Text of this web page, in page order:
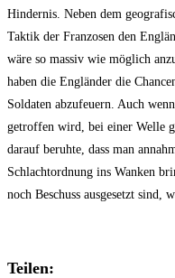
Hindernis. Neben dem
Taktik der Franzosen den
wäre so massiv wie möglich
haben die Engländer die
Soldaten abzufeuern. Auch
getroffen wird, bei einer Welle
darauf beruhte, dass man
Schlachtordnung ins Wanken
noch Beschuss ausgesetzt sind,
Teilen: